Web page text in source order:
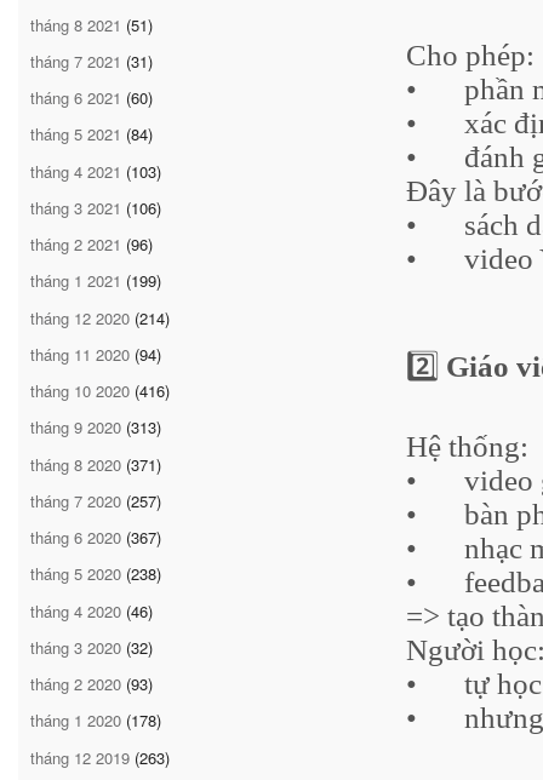
tháng 8 2021 (51)
tháng 7 2021 (31)
tháng 6 2021 (60)
tháng 5 2021 (84)
tháng 4 2021 (103)
tháng 3 2021 (106)
tháng 2 2021 (96)
tháng 1 2021 (199)
tháng 12 2020 (214)
tháng 11 2020 (94)
tháng 10 2020 (416)
tháng 9 2020 (313)
tháng 8 2020 (371)
tháng 7 2020 (257)
tháng 6 2020 (367)
tháng 5 2020 (238)
tháng 4 2020 (46)
tháng 3 2020 (32)
tháng 2 2020 (93)
tháng 1 2020 (178)
tháng 12 2019 (263)
Cho phép:
•
phần
•
xác
•
đánh
Đây là
•
sách
•
video
2️⃣ Giáo
Hệ thống:
•
video
•
bàn
•
nhạc
•
=> tạo
Người
•
	tự
•